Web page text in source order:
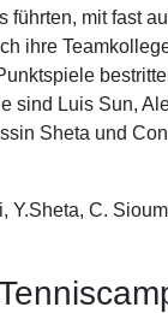
führten, mit fast
ihre
sind Luis Sun,
Sheta und
Y.Sheta, C.